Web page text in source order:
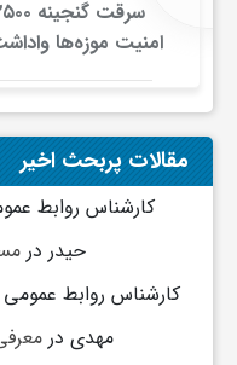
صیانت
مقالات پربحث اخیر
کارشناس روابط
حیدر در
کارشناس روابط عمومی
مهدی در